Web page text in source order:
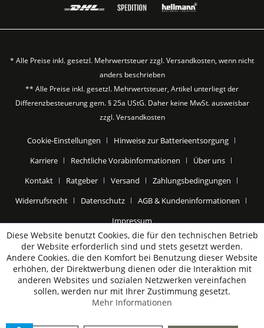
* Alle Preise inkl. gesetzl. Mehrwertsteuer zzgl.Versandkosten, wenn nicht
anders beschrieben
** Alle Preise inkl. gesetzl. Mehrwertsteuer, Artikel unterliegt der
Differenzbesteuerung gem. § 25a UStG. Daher keine MwSt. ausweisbar
zzgl.Versandkosten
Cookie-Einstellungen
Hinweise zur Batterieentsorgung
Karriere
Rechtliche Vorabinformationen
Über uns
Kontakt
Ratgeber Versand
Zahlungsbedingungen
Widerrufsrecht
Datenschutz
AGB & Kundeninformationen
Impressum
Diese Website benutzt Cookies, die für den technischen Betrieb
der Website erforderlich sind und stets gesetzt werden.
Andere Cookies, die den Komfort bei Benutzung dieser Website
erhöhen, der Direktwerbung dienen oder die Interaktion mit
anderen Websites und sozialen Netzwerken vereinfachen
sollen, werden nur mit Ihrer Zustimmung gesetzt.
Mehr Informationen